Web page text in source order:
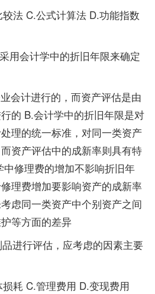
法 C.公式计算法 D.功能指数
用会计学中的折旧年限来确定
计进行的，而资产评估是由
的 B.会计学中的折旧年限是对
理的统一标准，对同一类资产
资产评估中的成新率则具有特
修理费的增加不影响折旧年
理费增加要影响资产的成新率
虑同一类资产中个别资产之间
等方面的差异
进行评估，应考虑的因素主要
耗 C.管理费用 D.变现费用